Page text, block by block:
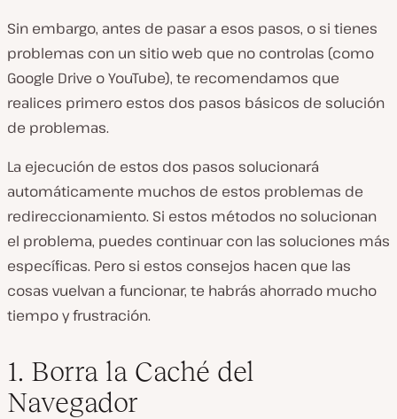
Sin embargo, antes de pasar a esos pasos, o si tienes
problemas con un sitio web que no controlas (como
Google Drive o YouTube), te recomendamos que
realices primero estos dos pasos básicos de solución
de problemas.
La ejecución de estos dos pasos solucionará
automáticamente muchos de estos problemas de
redireccionamiento. Si estos métodos no solucionan
el problema, puedes continuar con las soluciones más
específicas. Pero si estos consejos hacen que las
cosas vuelvan a funcionar, te habrás ahorrado mucho
tiempo y frustración.
1. Borra la Caché del
Navegador